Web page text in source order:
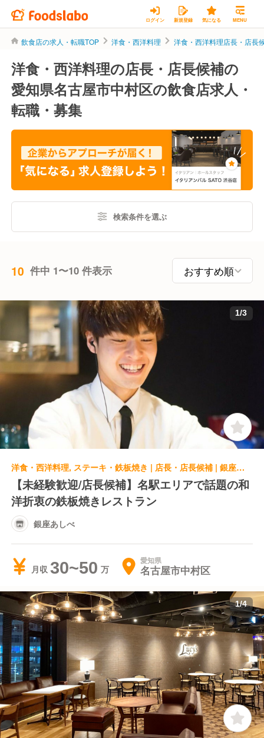
ログイン 新規登録 気になる MENU
飲食店の求人・転職TOP 洋食・西洋料理 洋食・西洋料理店長・店長
洋食・西洋料理の店長・店長候補の
愛知県名古屋市中村区の飲食店求人・
転職・募集
検索条件を選ぶ
10 件中 1〜10 件表示
1/3
洋食・西洋料理, ステーキ・鉄板焼き | 店長・店長候補 | 銀座あしべ
【未経験歓迎/店長候補】名駅エリアで話題の和
洋折衷の鉄板焼きレストラン
銀座あしべ
月収 30~50 愛知県
名古屋市中村区
1/4